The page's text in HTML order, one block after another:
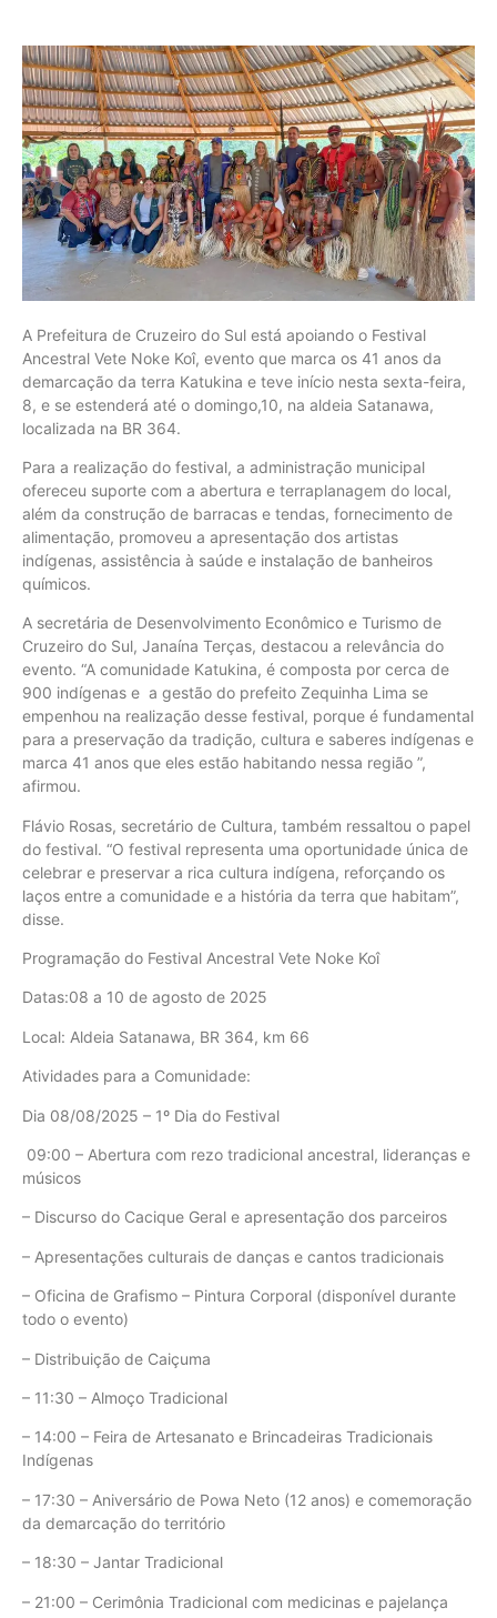
A Prefeitura de Cruzeiro do Sul está apoiando o Festival
Ancestral Vete Noke Koî, evento que marca os 41 anos da
demarcação da terra Katukina e teve início nesta sexta-feira,
8, e se estenderá até o domingo,10, na aldeia Satanawa,
localizada na BR 364.
Para a realização do festival, a administração municipal
ofereceu suporte com a abertura e terraplanagem do local,
além da construção de barracas e tendas, fornecimento de
alimentação, promoveu a apresentação dos artistas
indígenas, assistência à saúde e instalação de banheiros
químicos.
A secretária de Desenvolvimento Econômico e Turismo de
Cruzeiro do Sul, Janaína Terças, destacou a relevância do
evento. “A comunidade Katukina, é composta por cerca de
900 indígenas e a gestão do prefeito Zequinha Lima se
empenhou na realização desse festival, porque é fundamental
para a preservação da tradição, cultura e saberes indígenas e
marca 41 anos que eles estão habitando nessa região ”,
afirmou.
Flávio Rosas, secretário de Cultura, também ressaltou o papel
do festival. “O festival representa uma oportunidade única de
celebrar e preservar a rica cultura indígena, reforçando os
laços entre a comunidade e a história da terra que habitam”,
disse.
Programação do Festival Ancestral Vete Noke Koî
Datas:08 a 10 de agosto de 2025
Local: Aldeia Satanawa, BR 364, km 66
Atividades para a Comunidade:
Dia 08/08/2025 – 1º Dia do Festival
09:00 – Abertura com rezo tradicional ancestral, lideranças e
músicos
– Discurso do Cacique Geral e apresentação dos parceiros
– Apresentações culturais de danças e cantos tradicionais
– Oficina de Grafismo – Pintura Corporal (disponível durante
todo o evento)
– Distribuição de Caiçuma
– 11:30 – Almoço Tradicional
– 14:00 – Feira de Artesanato e Brincadeiras Tradicionais
Indígenas
– 17:30 – Aniversário de Powa Neto (12 anos) e comemoração
da demarcação do território
– 18:30 – Jantar Tradicional
– 21:00 – Cerimônia Tradicional com medicinas e pajelança